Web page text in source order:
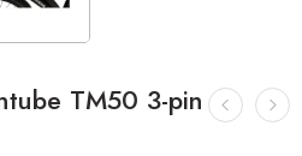
TM50 3-pin